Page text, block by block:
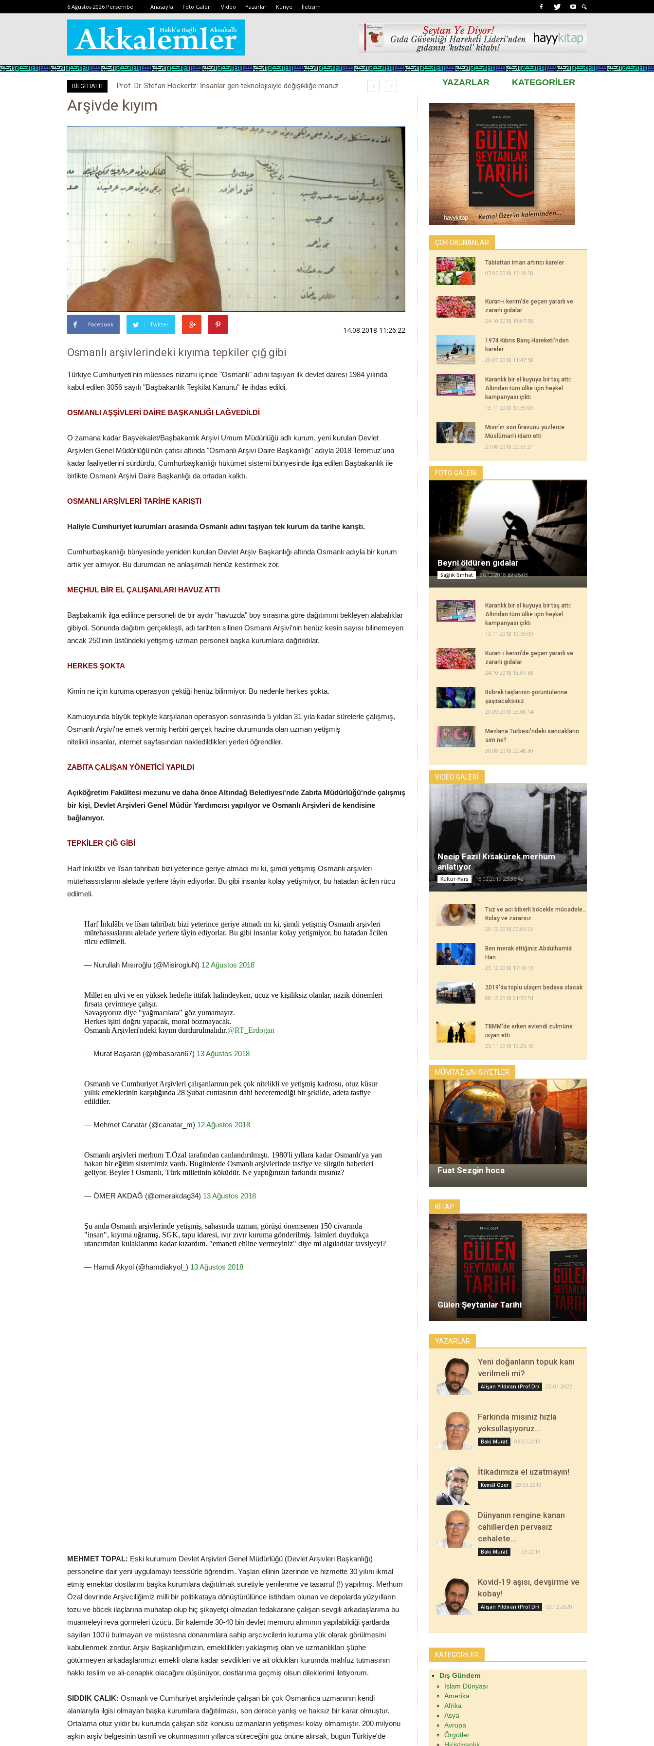
6 Ağustos 2026 Perşembe Anasayfa Foto Galeri Video Yazarlar Künye İletişim
BİLGİ HATTI
Prof. Dr. Stefan Hockertz: İnsanlar gen teknolojisiyle değişikliğe maruz
kalabilir
YAZARLAR KATEGORİLER
Arşivde kıyım
Facebook Twitter
14.08.2018 11:26:22
Osmanlı arşivlerindeki kıyıma tepkiler çığ gibi
Türkiye Cumhuriyeti'nin müesses nizamı içinde "Osmanlı" adını taşıyan ilk devlet dairesi 1984 yılında
kabul edilen 3056 sayılı "Başbakanlık Teşkilat Kanunu" ile ihdas edildi.
OSMANLI AŞŞİVLERİ DAİRE BAŞKANLIĞI LAĞVEDİLDİ
O zamana kadar Başvekalet/Başbakanlık Arşivi Umum Müdürlüğü adlı kurum, yeni kurulan Devlet
Arşivleri Genel Müdürlüğü'nün çatısı altında "Osmanlı Arşivi Daire Başkanlığı" adıyla 2018 Temmuz'una
kadar faaliyetlerini sürdürdü. Cumhurbaşkanlığı hükümet sistemi bünyesinde ilga edilen Başbakanlık ile
birlikte Osmanlı Arşivi Daire Başkanlığı da ortadan kalktı.
OSMANLI ARŞİVLERİ TARİHE KARIŞTI
Haliyle Cumhuriyet kurumları arasında Osmanlı adını taşıyan tek kurum da tarihe karıştı.
Cumhurbaşkanlığı bünyesinde yeniden kurulan Devlet Arşiv Başkanlığı altında Osmanlı adıyla bir kurum
artık yer almıyor. Bu durumdan ne anlaşılmalı henüz kestirmek zor.
MEÇHUL BİR EL ÇALIŞANLARI HAVUZ ATTI
Başbakanlık ilga edilince personeli de bir aydır "havuzda" boy sırasına göre dağıtımını bekleyen alabalıklar
gibiydi. Sonunda dağıtım gerçekleşti, adı tarihten silinen Osmanlı Arşivi'nin henüz kesin sayısı bilinemeyen
ancak 250'inin üstündeki yetişmiş uzman personeli başka kurumlara dağıtıldılar.
HERKES ŞOKTA
Kimin ne için kuruma operasyon çektiği henüz bilinmiyor. Bu nedenle herkes şokta.
Kamuoyunda büyük tepkiyle karşılanan operasyon sonrasında 5 yıldan 31 yıla kadar sürelerle çalışmış,
Osmanlı Arşivi'ne emek vermiş herbiri gerçek hazine durumunda olan uzman yetişmiş
nitelikli insanlar, internet sayfasından nakledildikleri yerleri öğrendiler.
ZABITA ÇALIŞAN YÖNETİCİ YAPILDI
Açıköğretim Fakültesi mezunu ve daha önce Altındağ Belediyesi'nde Zabıta Müdürlüğü'nde çalışmış
bir kişi, Devlet Arşivleri Genel Müdür Yardımcısı yapılıyor ve Osmanlı Arşivleri de kendisine
bağlanıyor.
TEPKİLER ÇIĞ GİBİ
Harf İnkılâbı ve lîsan tahribatı bizi yeterince geriye atmadı mı ki, şimdi yetişmiş Osmanlı arşivleri
mütehassıslarını alelade yerlere tâyin ediyorlar. Bu gibi insanlar kolay yetişmiyor, bu hatadan âcilen rücu
edilmeli.
Harf İnkılâbı ve lîsan tahribatı bizi yeterince geriye atmadı mı ki, şimdi yetişmiş Osmanlı arşivleri
mütehassıslarını alelade yerlere tâyin ediyorlar. Bu gibi insanlar kolay yetişmiyor, bu hatadan âcilen
rücu edilmeli.
— Nurullah Mısıroğlu (@MisirogluN) 12 Ağustos 2018
Millet en ulvi ve en yüksek hedefte ittifak halindeyken, ucuz ve kişiliksiz olanlar, nazik dönemleri
fırsata çevirmeye çalışır.
Savaşıyoruz diye "yağmacılara" göz yumamayız.
Herkes işini doğru yapacak, moral bozmayacak.
Osmanlı Arşivleri'ndeki kıyım durdurulmalıdır.@RT_Erdogan
— Murat Başaran (@mbasaran67) 13 Ağustos 2018
Osmanlı ve Cumhuriyet Arşivleri çalışanlarının pek çok nitelikli ve yetişmiş kadrosu, otuz küsur
yıllık emeklerinin karşılığında 28 Şubat cuntasının dahi beceremediği bir şekilde, adeta tasfiye
edildiler.
— Mehmet Canatar (@canatar_m) 12 Ağustos 2018
Osmanlı arşivleri merhum T.Özal tarafından canlandırılmıştı. 1980'li yıllara kadar Osmanlı'ya yan
bakan bir eğitim sistemimiz vardı. Bugünlerde Osmanlı arşivlerinde tasfiye ve sürgün haberleri
geliyor. Beyler ! Osmanlı, Türk milletinin köküdür. Ne yaptığınızın farkında mısınız?
— ÖMER AKDAĞ (@omerakdag34) 13 Ağustos 2018
Şu anda Osmanlı arşivlerinde yetişmiş, sahasında uzman, görüşü önemsenen 150 civarında
"insan", kıyıma uğramış, SGK, tapu idaresi, ıvır zıvır kuruma gönderilmiş. İsimleri duydukça
utancımdan kulaklarıma kadar kızardım. "emaneti ehline vermeyiniz" diye mi algıladılar tavsiyeyi?
— Hamdi Akyol (@hamdiakyol_) 13 Ağustos 2018
MEHMET TOPAL: Eski kurumum Devlet Arşivleri Genel Müdürlüğü (Devlet Arşivleri Başkanlığı)
personeline dair yeni uygulamayı teessürle öğrendim. Yaşları ellinin üzerinde ve hizmette 30 yılını ikmal
etmiş emektar dostlarım başka kurumlara dağıtılmak suretiyle yenilenme ve tasarruf (!) yapılmış. Merhum
Özal devrinde Arşivciliğimiz milli bir politikataya dönüştürülünce istihdam olunan ve depolarda yüzyılların
tozu ve böcek ilaçlarına muhatap olup hiç şikayetçi olmadan fedakarane çalışan sevgili arkadaşlarıma bu
muameleyi reva görmeleri üzücü. Bir kalemde 30-40 bin devlet memuru alımının yapılabildiği şartlarda
sayıları 100'ü bulmayan ve müstesna donanımlara sahip arşcivcilerin kuruma yük olarak görülmesini
kabullenmek zordur. Arşiv Başkanlığımızın, emeklilikleri yaklaşmış olan ve uzmanlıkları şüphe
götürmeyen arkadaşlarımızı emekli olana kadar sevdikleri ve ait oldukları kurumda mahfuz tutmasının
hakkı teslim ve ali-cenaplık olacağını düşünüyor, dostlarıma geçmiş olsun dileklerimi iletiyorum.
SIDDIK ÇALIK: Osmanlı ve Cumhuriyet arşivlerinde çalışan bir çok Osmanlıca uzmanının kendi
alanlarıyla ilgisi olmayan başka kurumlara dağıtılması, son derece yanlış ve haksız bir karar olmuştur.
Ortalama otuz yıldır bu kurumda çalışan söz konusu uzmanların yetişmesi kolay olmamıştır. 200 milyonu
aşkın arşiv belgesinin tasnifi ve okunmasının yıllarca süreceğini göz önüne alırsak, bugün Türkiye'de
ÇOK OKUNANLAR
Tabiattan iman artırıcı kareler
07.05.2018 13:18:58
Kuran-ı kerim'de geçen yararlı ve
zararlı gıdalar
24.10.2018 18:07:58
1974 Kıbrıs Barış Hareketi'nden
kareler
20.07.2018 11:47:58
Karanlık bir el kuyuya bir taş attı:
Altından tüm ülke için heykel
kampanyası çıktı
13.11.2018 19:59:09
Mısır'ın son firavunu yüzlerce
Müslüman'ı idam etti
27.08.2018 20:51:21
FOTO GALERİ
Beyni öldüren gıdalar
Sağlık-Sıhhat 06.12.2018 22:25:03
Karanlık bir el kuyuya bir taş attı:
Altından tüm ülke için heykel
kampanyası çıktı
13.11.2018 19:59:09
Kuran-ı kerim'de geçen yararlı ve
zararlı gıdalar
24.10.2018 18:07:58
Böbrek taşlarının görüntülerine
şaşıracaksınız
20.09.2018 23:08:14
Mevlana Türbesi'ndeki sancakların
sırrı ne?
30.08.2018 20:48:30
VİDEO GALERİ
Necip Fazıl Kısakürek merhum
anlatıyor
Kültür-Hars 15.02.2019 23:36:42
Tuz ve acı biberli böcekle mücadele...
Kolay ve zararsız
29.12.2018 00:06:26
Ben merak ettiğiniz Abdülhamid
Han...
23.12.2018 17:18:13
2019'da toplu ulaşım bedava olacak
08.12.2018 21:35:54
TBMM'de erken evlendi zulmüne
isyan etti
25.11.2018 19:25:18
MÜMTAZ ŞAHSİYETLER
Fuat Sezgin hoca
KİTAP
Gülen Şeytanlar Tarihi
YAZARLAR
Yeni doğanların topuk kanı
verilmeli mi?
Alişan Yıldıran (Prof Dr) 02.01.2022
Farkında mısınız hızla
yoksullaşıyoruz…
Baki Murat 03.07.2019
İtikadımıza el uzatmayın!
Kemâl Özer 23.03.2019
Dünyanın rengine kanan
cahillerden pervasız
cehalete…
Baki Murat 11.03.2019
Kovid-19 aşısı, devşirme ve
kobay!
Alişan Yıldıran (Prof Dr) 03.12.2020
KATEGORİLER
Dış Gündem
İslam Dünyası
Amerika
Afrika
Asya
Avrupa
Örgütler